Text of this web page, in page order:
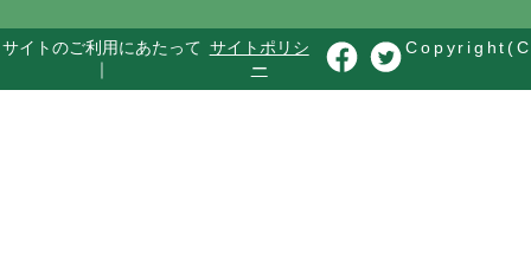
サイトのご利用にあたって
｜
サイトポリシ
ー